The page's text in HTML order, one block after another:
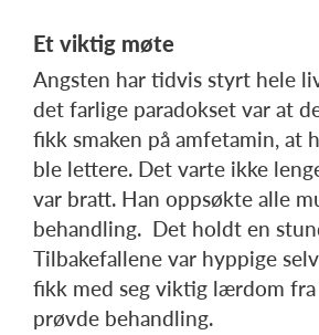
Et viktig møte
Angsten har tidvis styrt hele
det farlige paradokset var at
fikk smaken på amfetamin, at
ble lettere. Det varte ikke
var bratt. Han oppsøkte alle
behandling. Det holdt en
Tilbakefallene var hyppige
fikk med seg viktig lærdom fra
prøvde behandling.